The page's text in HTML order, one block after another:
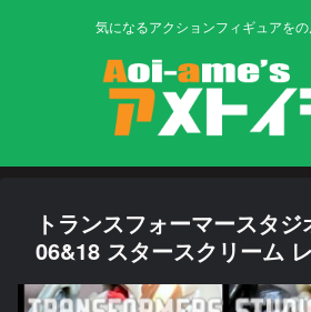
気になるアクションフィギュアを
トランスフォーマースタ
06&18 スタースクリーム